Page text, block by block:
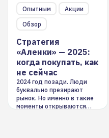
Опытным
Акции
Обзор
Стратегия
«Аленки» — 2025:
когда покупать, как
не сейчас
2024 год позади. Люди
буквально презирают
рынок. Но именно в такие
моменты открываются